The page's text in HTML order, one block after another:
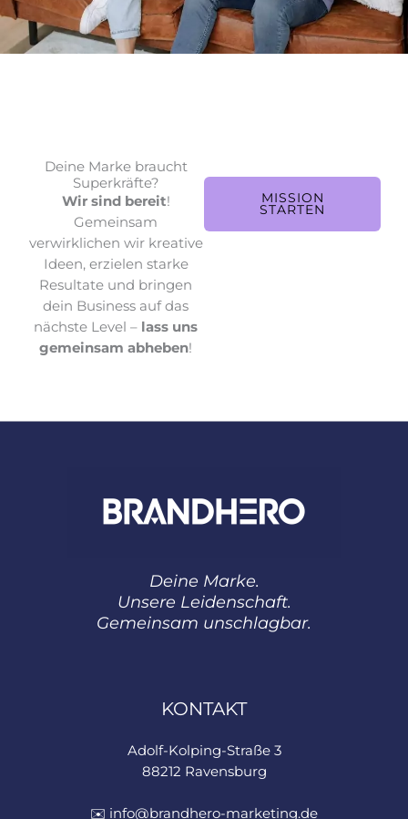
Deine Marke braucht
Superkräfte?
Wir sind bereit!
Gemeinsam
verwirklichen wir kreative
Ideen, erzielen starke
Resultate und bringen
dein Business auf das
nächste Level – lass uns
gemeinsam abheben!
MISSION
STARTEN
Deine Marke.
Unsere Leidenschaft.
Gemeinsam unschlagbar.
KONTAKT
Adolf-Kolping-Straße 3
88212 Ravensburg
✉️ info@brandhero-marketing.de